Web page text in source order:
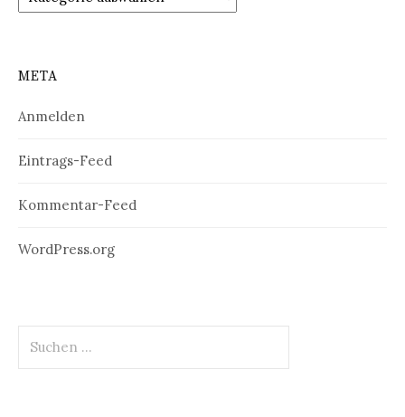
META
Anmelden
Eintrags-Feed
Kommentar-Feed
WordPress.org
nach: